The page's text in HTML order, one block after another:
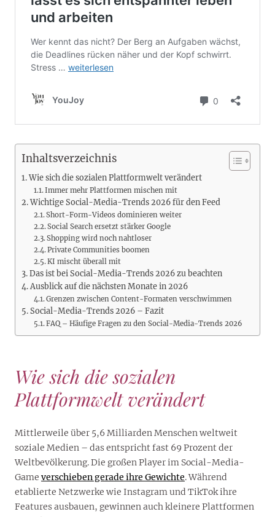
Inhaltsverzeichnis
Wie sich die sozialen Plattformwelt verändert
Immer mehr Plattformen mischen mit
Wichtige Social-Media-Trends 2026 für den Feed
Short-Form-Videos dominieren weiter
Social Search ersetzt stärker Google
Shopping wird noch nahtloser
Private Communities boomen
KI mischt überall mit
Das ist bei Social-Media-Trends 2026 zu beachten
Ausblick auf die nächsten Monate in 2026
Grenzen zwischen Content-Formaten verschwimmen
Social-Media-Trends 2026 – Fazit
FAQ – Häufige Fragen zu den Social-Media-Trends 2026
Wie sich die sozialen
Plattformwelt verändert
Mittlerweile über 5,6 Milliarden Menschen weltweit
soziale Medien – das entspricht fast 69 Prozent der
Weltbevölkerung. Die großen Player im Social-Media-
Game verschieben gerade ihre Gewichte. Während
etablierte Netzwerke wie Instagram und TikTok ihre
Features ausbauen, gewinnen auch kleinere Plattformen